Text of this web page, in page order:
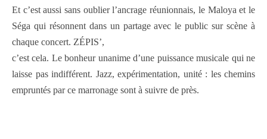
Et c’est aussi sans oublier l’ancrage réunionnais, le Maloya et le
Séga qui résonnent dans un partage avec le public sur scène à
chaque concert. ZÉPIS’,
c’est cela. Le bonheur unanime d’une puissance musicale qui ne
laisse pas indifférent. Jazz, expérimentation, unité : les chemins
empruntés par ce marronage sont à suivre de près.